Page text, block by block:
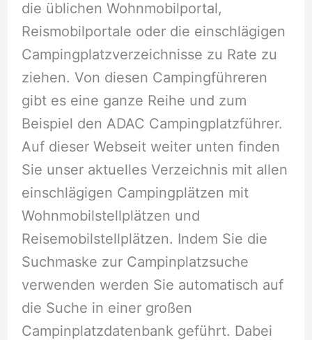
die üblichen Wohnmobilportal,
Reismobilportale oder die einschlägigen
Campingplatzverzeichnisse zu Rate zu
ziehen. Von diesen Campingführeren
gibt es eine ganze Reihe und zum
Beispiel den ADAC Campingplatzführer.
Auf dieser Webseit weiter unten finden
Sie unser aktuelles Verzeichnis mit allen
einschlägigen Campingplätzen mit
Wohnmobilstellplätzen und
Reisemobilstellplätzen. Indem Sie die
Suchmaske zur Campinplatzsuche
verwenden werden Sie automatisch auf
die Suche in einer großen
Campinplatzdatenbank geführt. Dabei